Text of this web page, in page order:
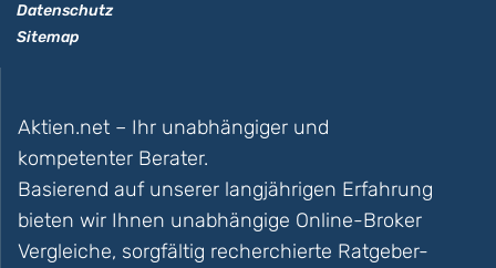
Datenschutz
Sitemap
Aktien.net – Ihr unabhängiger und
kompetenter Berater.
Basierend auf unserer langjährigen Erfahrung
bieten wir Ihnen unabhängige Online-Broker
Vergleiche, sorgfältig recherchierte Ratgeber-